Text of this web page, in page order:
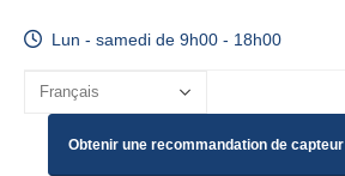
Lun - samedi de 9h00 - 18h00
Obtenir une recommandation de capteur